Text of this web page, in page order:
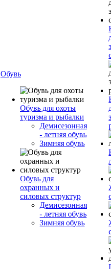
Обувь
Обувь для охоты
туризма и рыбалки
Демисезонная
- летняя обувь
Зимняя обувь
Обувь для
охранных и
силовых структур
Демисезонная
- летняя обувь
Зимняя обувь